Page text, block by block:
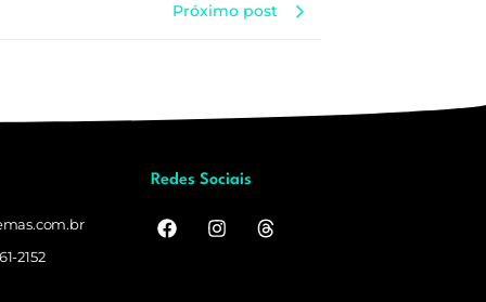
Próximo post
2152
Redes Sociais